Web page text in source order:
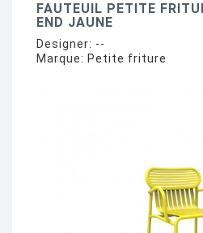
FAUTEUIL PETITE
END JAUNE
Designer: --
Marque: Petite friture